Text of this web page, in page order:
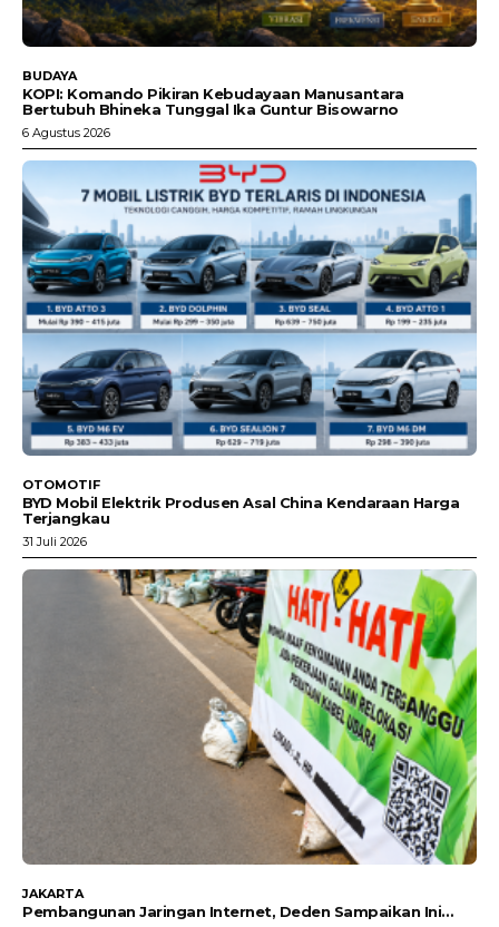
BUDAYA
KOPI: Komando Pikiran Kebudayaan Manusantara
Bertubuh Bhineka Tunggal Ika Guntur Bisowarno
6 Agustus 2026
OTOMOTIF
BYD Mobil Elektrik Produsen Asal China Kendaraan Harga
Terjangkau
31 Juli 2026
JAKARTA
Pembangunan Jaringan Internet, Deden Sampaikan Ini…